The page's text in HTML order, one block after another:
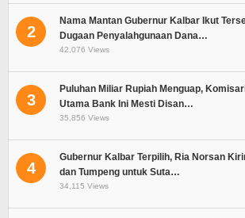
2
Nama Mantan Gubernur Kalbar Ikut
Dugaan Penyalahgunaan Dana…
42,076 Views
3
Puluhan Miliar Rupiah Menguap,
Utama Bank Ini Mesti Disan…
35,856 Views
4
Gubernur Kalbar Terpilih, Ria Norsan
dan Tumpeng untuk Suta…
34,115 Views